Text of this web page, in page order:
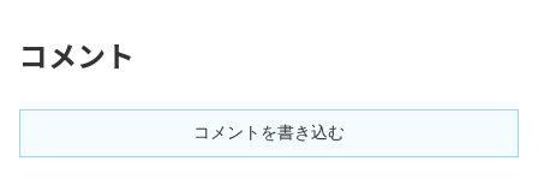
コメント
コメントを書き込む